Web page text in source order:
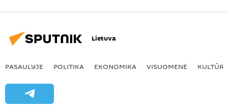
Lietuva
PASAULYJE POLITIKA EKONOMIKA VISUOMENĖ KULTŪRA